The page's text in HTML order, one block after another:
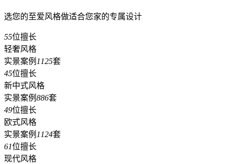
选您的至爱风格做适合您家的专属设计
55位擅长
轻奢风格
实景案例 1125套
45位擅长
新中式风格
实景案例 886套
49位擅长
欧式风格
实景案例 1124套
61位擅长
现代风格